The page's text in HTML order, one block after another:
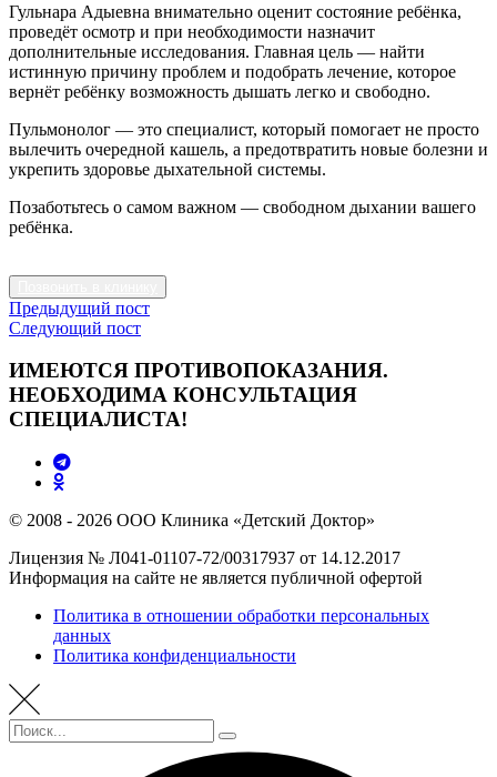
Гульнара Адыевна внимательно оценит состояние ребёнка,
проведёт осмотр и при необходимости назначит
дополнительные исследования. Главная цель — найти
истинную причину проблем и подобрать лечение, которое
вернёт ребёнку возможность дышать легко и свободно.
Пульмонолог — это специалист, который помогает не просто
вылечить очередной кашель, а предотвратить новые болезни и
укрепить здоровье дыхательной системы.
Позаботьтесь о самом важном — свободном дыхании вашего
ребёнка.
Предыдущий пост
Следующий пост
ИМЕЮТСЯ ПРОТИВОПОКАЗАНИЯ.
НЕОБХОДИМА КОНСУЛЬТАЦИЯ
СПЕЦИАЛИСТА!
© 2008 - 2026 ООО Клиника «Детский Доктор»
Лицензия № Л041-01107-72/00317937 от 14.12.2017
Информация на сайте не является публичной офертой
Политика в отношении обработки персональных
данных
Политика конфиденциальности